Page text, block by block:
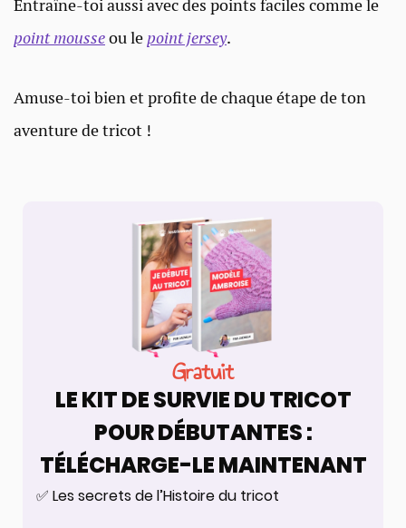
Entraîne-toi aussi avec des points faciles comme le
point mousseou le point jersey.
Amuse-toi bien et profite de chaque étape de ton
aventure de tricot !
Gratuit
LE KIT DE SURVIE DU TRICOT
POUR DÉBUTANTES :
TÉLÉCHARGE-LE MAINTENANT
✅ Les secrets de l’Histoire du tricot